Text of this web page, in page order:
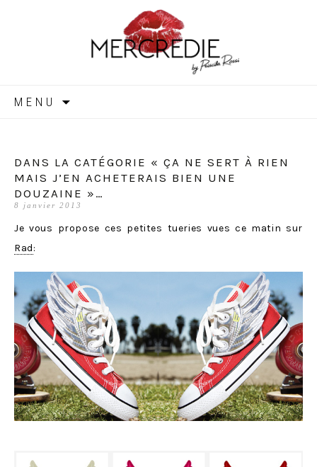
MERCREDIE
MENU
DANS LA CATÉGORIE « ÇA NE SERT À RIEN
MAIS J’EN ACHETERAIS BIEN UNE
DOUZAINE »…
8 janvier 2013
Je vous propose ces petites tueries vues ce matin sur
Rad: